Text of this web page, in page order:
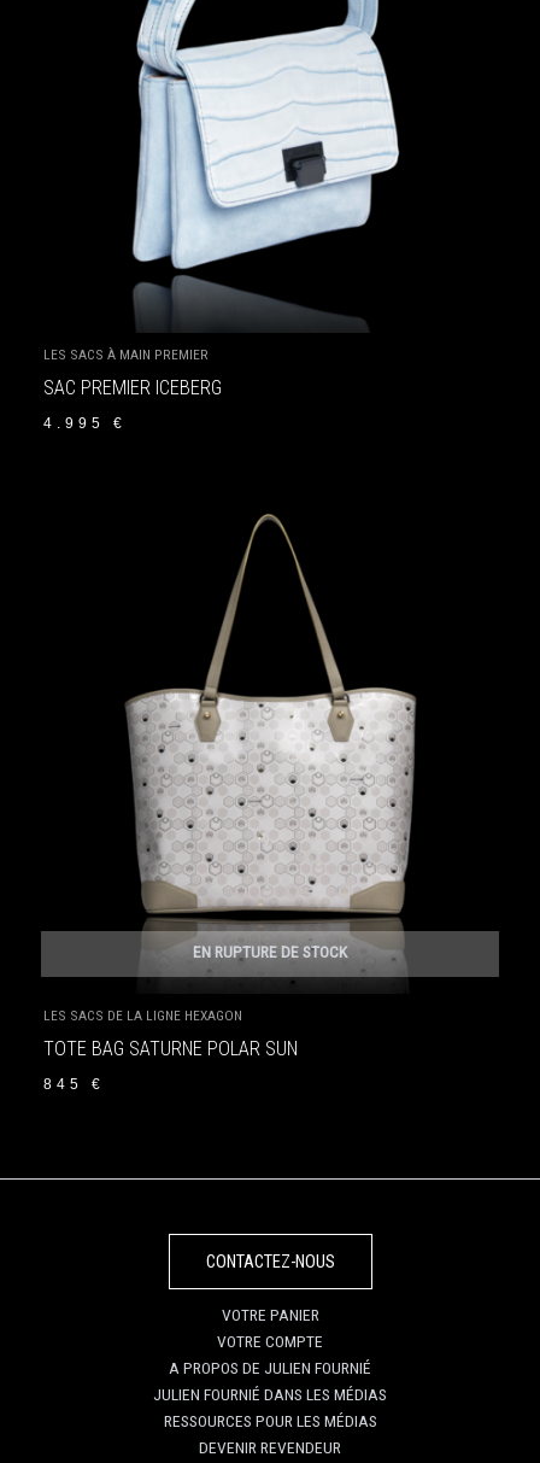
LES SACS À MAIN PREMIER
SAC PREMIER ICEBERG
4.995€
EN RUPTURE DE STOCK
LES SACS DE LA LIGNE HEXAGON
TOTE BAG SATURNE POLAR SUN
845€
CONTACTEZ-NOUS
VOTRE PANIER
VOTRE COMPTE
A PROPOS DE JULIEN FOURNIÉ
JULIEN FOURNIÉ DANS LES MÉDIAS
RESSOURCES POUR LES MÉDIAS
DEVENIR REVENDEUR